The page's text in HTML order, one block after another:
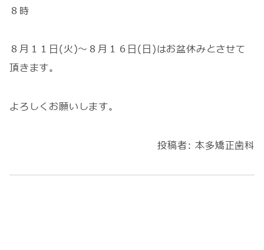
８時
８月１１日(火)～８月１６日(日)はお盆休みとさせて
頂きます。
よろしくお願いします。
投稿者:本多矯正歯科